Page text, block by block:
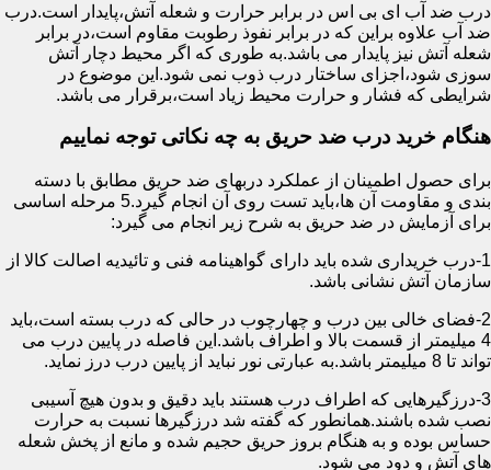
درب ضد آب ای بی اس در برابر حرارت و شعله آتش،پایدار است.درب
ضد آب علاوه براین که در برابر نفوذ رطوبت مقاوم است،در برابر
شعله آتش نیز پایدار می باشد.به طوری که اگر محیط دچار آتش
سوزی شود،اجزای ساختار درب ذوب نمی شود.این موضوع در
شرایطی که فشار و حرارت محیط زیاد است،برقرار می باشد.
هنگام خرید درب ضد حریق به چه نکاتی توجه نماییم
برای حصول اطمینان از عملکرد دربهای ضد حریق مطابق با دسته
بندی و مقاومت آن ها،باید تست روی آن انجام گیرد.5 مرحله اساسی
برای آزمایش در ضد حریق به شرح زیر انجام می گیرد:
1-درب خریداری شده باید دارای گواهینامه فنی و تائیدیه اصالت کالا از
سازمان آتش نشانی باشد.
2-فضای خالی بین درب و چهارچوب در حالی که درب بسته است،باید
4 میلیمتر از قسمت بالا و اطراف باشد.این فاصله در پایین درب می
تواند تا 8 میلیمتر باشد.به عبارتی نور نباید از پایین درب درز نماید.
3-درزگیرهایی که اطراف درب هستند باید دقیق و بدون هیچ آسیبی
نصب شده باشند.همانطور که گفته شد درزگیرها نسبت به حرارت
حساس بوده و به هنگام بروز حریق حجیم شده و مانع از پخش شعله
های آتش و دود می شود.